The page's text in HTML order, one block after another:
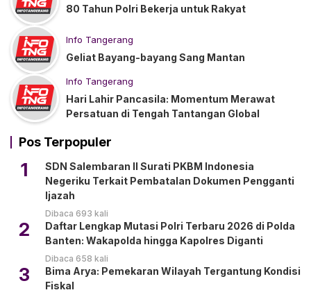
80 Tahun Polri Bekerja untuk Rakyat
Info Tangerang
Geliat Bayang-bayang Sang Mantan
Info Tangerang
Hari Lahir Pancasila: Momentum Merawat
Persatuan di Tengah Tantangan Global
Pos Terpopuler
1
SDN Salembaran II Surati PKBM Indonesia
Negeriku Terkait Pembatalan Dokumen Pengganti
Ijazah
Dibaca 693 kali
2
Daftar Lengkap Mutasi Polri Terbaru 2026 di Polda
Banten: Wakapolda hingga Kapolres Diganti
Dibaca 658 kali
3
Bima Arya: Pemekaran Wilayah Tergantung Kondisi
Fiskal